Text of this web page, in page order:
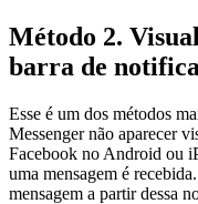
Método 2.
barra de
Esse é um dos métodos
Messenger não aparecer
Facebook no Android ou
uma mensagem é
mensagem a partir dessa